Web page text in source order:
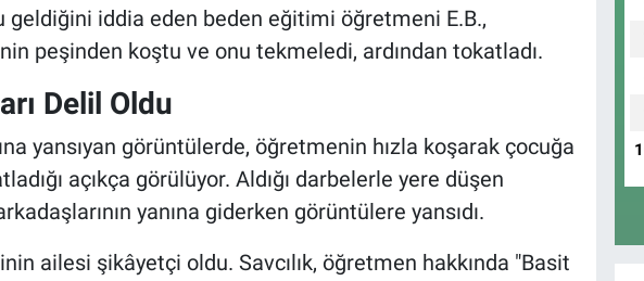
geldiğini iddia eden beden eğitimi öğretmeni E.B.,
peşinden koştu ve onu tekmeledi, ardından tokatladı.
Delil Oldu
yansıyan görüntülerde, öğretmenin hızla koşarak çocuğa
açıkça görülüyor. Aldığı darbelerle yere düşen
yanına giderken görüntülere yansıdı.
ailesi şikâyetçi oldu. Savcılık, öğretmen hakkında "Basit